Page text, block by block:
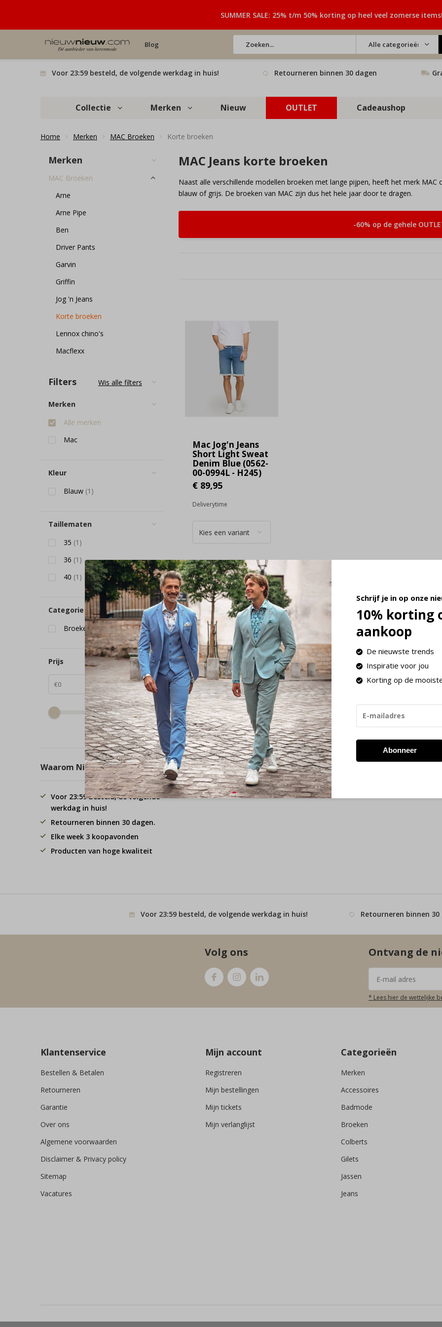
Blog Alle categorieën
SUMMER SALE: 25% t/m 50% korting op heel veel zomerse items!
Voor 23:59 besteld, de volgende werkdag in huis! Retourneren binnen 30 dagen
Collectie Merken Nieuw OUTLET Cadeaushop
Home Merken MAC Broeken Korte broeken
MAC Jeans korte broeken
Naast alle verschillende modellen broeken met lange pijpen, heeft het merk
blauw of grijs. De broeken van MAC zijn dus het hele jaar door te dragen.
-60% op de gehele
Mac Jog'n Jeans
Short Light Sweat
Denim Blue (0562-
00-0994L - H245)
€ 89,95
Deliverytime
Merken
MAC Broeken
Arne
Arne Pipe
Ben
Driver Pants
Garvin
Griffin
Jog 'n Jeans
Korte broeken
Lennox chino's
Macflexx
Filters Wis alle filters
Merken
Alle merken
Mac
Kleur
Blauw (1)
Taillematen
35 (1)
36 (1)
40 (1)
Categorie
Broeken & Jeans (1)
Prijs
tot
Waarom Nieuwnieuw.com?
Voor 23:59 besteld, de volgende
werkdag in huis!
Retourneren binnen 30 dagen.
Elke week 3 koopavonden
Producten van hoge kwaliteit
Schrijf je in op onze
10% korting
aankoop
De nieuwste trends
Inspiratie voor jou
Korting op de
Abonneer
Voor 23:59 besteld, de volgende werkdag in huis! Retourneren binnen 30
Volg ons Ontvang de
* Lees hier de wettelijke
Klantenservice
Bestellen & Betalen
Retourneren
Garantie
Over ons
Algemene voorwaarden
Disclaimer & Privacy policy
Sitemap
Vacatures
Mijn account
Registreren
Mijn bestellingen
Mijn tickets
Mijn verlanglijst
Categorieën
Merken
Accessoires
Badmode
Broeken
Colberts
Gilets
Jassen
Jeans